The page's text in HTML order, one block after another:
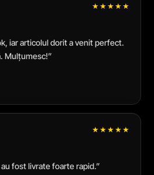
★★★★★
iar articolul dorit a venit perfect.
Mulțumesc!”
★★★★★
fost livrate foarte rapid.”